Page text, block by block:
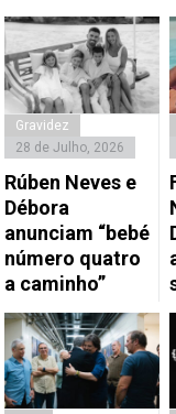
Gravidez
28 de Julho, 2026
Rúben Neves e
Débora
anunciam “bebé
número quatro
a caminho”